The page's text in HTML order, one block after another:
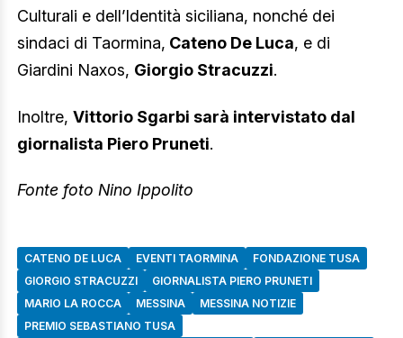
Culturali e dell’Identità siciliana, nonché dei
sindaci di Taormina, Cateno De Luca, e di
Giardini Naxos, Giorgio Stracuzzi.
Inoltre, Vittorio Sgarbi sarà intervistato dal
giornalista Piero Pruneti.
Fonte foto Nino Ippolito
CATENO DE LUCA EVENTI TAORMINA
FONDAZIONE TUSA
GIORGIO STRACUZZI
GIORNALISTA PIERO PRUNETI
MARIO LA ROCCA
MESSINA
MESSINA NOTIZIE
PREMIO SEBASTIANO TUSA